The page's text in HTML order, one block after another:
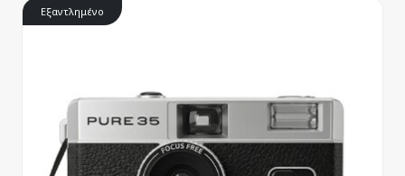
Εξαντλημένο